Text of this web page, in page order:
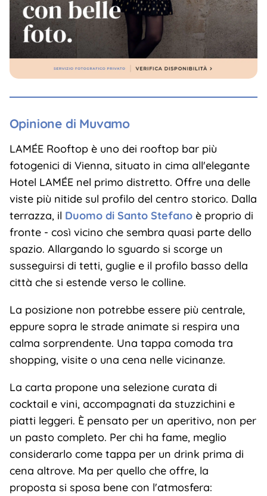
Opinione di Muvamo
LAMÉE Rooftop è uno dei rooftop bar più
fotogenici di Vienna, situato in cima all'elegante
Hotel LAMÉE nel primo distretto. Offre una delle
viste più nitide sul profilo del centro storico. Dalla
terrazza, il Duomo di Santo Stefanoè proprio di
fronte - così vicino che sembra quasi parte dello
spazio. Allargando lo sguardo si scorge un
susseguirsi di tetti, guglie e il profilo basso della
città che si estende verso le colline.
La posizione non potrebbe essere più centrale,
eppure sopra le strade animate si respira una
calma sorprendente. Una tappa comoda tra
shopping, visite o una cena nelle vicinanze.
La carta propone una selezione curata di
cocktail e vini, accompagnati da stuzzichini e
piatti leggeri. È pensato per un aperitivo, non per
un pasto completo. Per chi ha fame, meglio
considerarlo come tappa per un drink prima di
cena altrove. Ma per quello che offre, la
proposta si sposa bene con l'atmosfera: